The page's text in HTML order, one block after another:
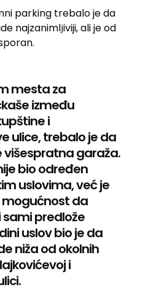
parking trebalo je da
najzanimlјiviji, ali je od
mesta za
između
i
ulice, trebalo je da
višespratna garaža.
bio određen
uslovima, već je
mogućnost da
predlože
uslov bio je da
niža od okolnih
i